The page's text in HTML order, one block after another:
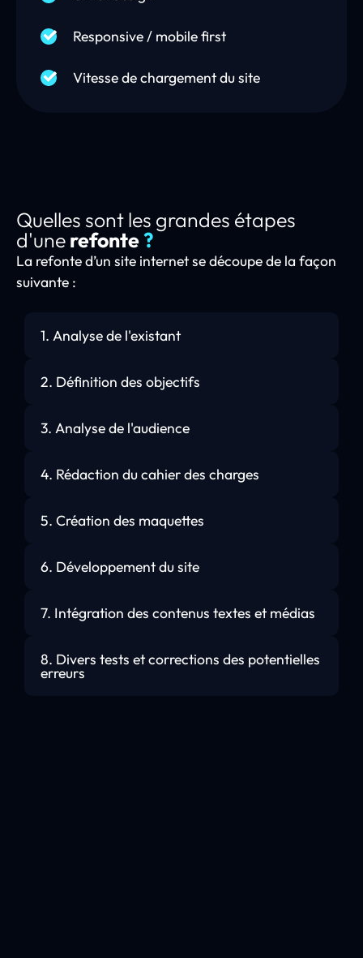
Responsive / mobile first
Vitesse de chargement du site
Quelles sont les grandes étapes
d'unerefonte?
La refonte d’un site internet se découpe de la façon
suivante :
1. Analyse de l'existant
2. Définition des objectifs
3. Analyse de l'audience
4. Rédaction du cahier des charges
5. Création des maquettes
6. Développement du site
7. Intégration des contenus textes et médias
8. Divers tests et corrections des potentielles
erreurs